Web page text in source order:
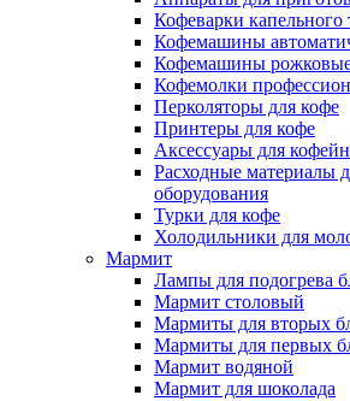
Кофеварки капельного
Кофемашины
Кофемашины
Кофемолки
Перколяторы для кофе
Принтеры для кофе
Аксессуары для
Расходные материалы
оборудования
Турки для кофе
Холодильники для
Мармит
Лампы для подогрева
Мармит столовый
Мармиты для вторых
Мармиты для первых
Мармит водяной
Мармит для шоколада